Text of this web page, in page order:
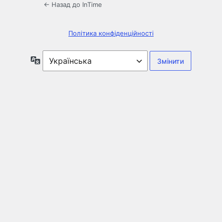
← Назад до InTime
Політика конфіденційності
Мова